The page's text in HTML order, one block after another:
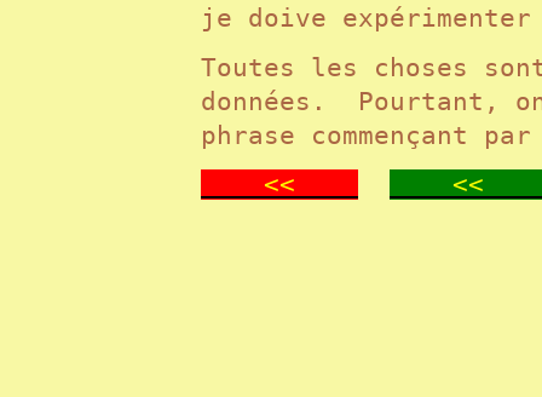
je doive
Toutes les choses
données. Pourtant,
phrase commençant
<<